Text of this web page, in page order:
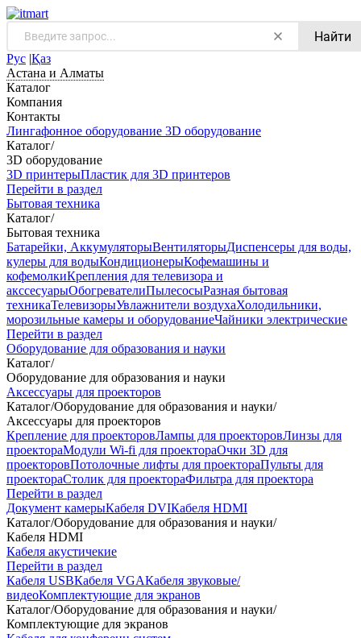
Найти
Рус |Қаз
Астана и Алматы
Каталог
Компания
Контакты
Лингафонное оборудование 3D оборудование
Каталог/
3D оборудование
3D принтерыПластик для 3D принтеров
Перейти в раздел
Бытовая техника
Каталог/
Бытовая техника
Батарейки, АккумуляторыВентиляторыДиспенсеры для воды,
кулеры для водыКондиционерыКофемашины и
кофемолкиКрепления для телевизора и
акссесуарыОбогревателиПылесосыРазная бытовая
техникаТелевизорыУвлажнители воздухаХолодильники,
морозильные камеры и оборудованиеЧайники электрические
Перейти в раздел
Оборудование для образования и науки
Каталог/
Оборудование для образования и науки
Аксессуары для проекторов
Каталог/Оборудование для образования и науки/
Аксессуары для проекторов
Крепление для проекторовЛампы для проекторовЛинзы для
проектораМодули Wi-fi для проектораОчки 3D для
проекторовПотолочные лифты для проектораПульты для
проектораСтолик для проектораФильтра для проектора
Перейти в раздел
Документ камерыКабеля DVIКабеля HDMI
Каталог/Оборудование для образования и науки/
Кабеля HDMI
Кабеля акустичекие
Перейти в раздел
Кабеля USBКабеля VGAКабеля звуковые/
видеоКомплектующие для экранов
Каталог/Оборудование для образования и науки/
Комплектующие для экранов